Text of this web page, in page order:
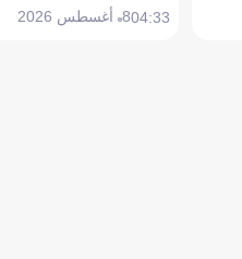
04:338 أغسطس 2026